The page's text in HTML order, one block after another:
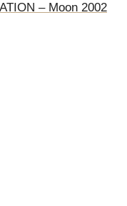
– Moon 2002